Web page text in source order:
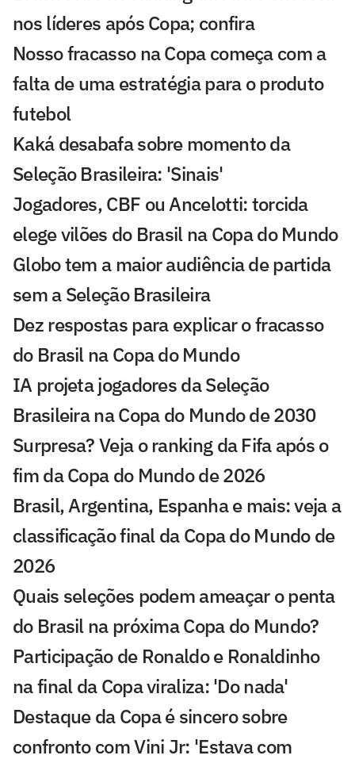
nos líderes após Copa; confira
Nosso fracasso na Copa começa com a
falta de uma estratégia para o produto
futebol
Kaká desabafa sobre momento da
Seleção Brasileira: 'Sinais'
Jogadores, CBF ou Ancelotti: torcida
elege vilões do Brasil na Copa do Mundo
Globo tem a maior audiência de partida
sem a Seleção Brasileira
Dez respostas para explicar o fracasso
do Brasil na Copa do Mundo
IA projeta jogadores da Seleção
Brasileira na Copa do Mundo de 2030
Surpresa? Veja o ranking da Fifa após o
fim da Copa do Mundo de 2026
Brasil, Argentina, Espanha e mais: veja a
classificação final da Copa do Mundo de
2026
Quais seleções podem ameaçar o penta
do Brasil na próxima Copa do Mundo?
Participação de Ronaldo e Ronaldinho
na final da Copa viraliza: 'Do nada'
Destaque da Copa é sincero sobre
confronto com Vini Jr: 'Estava com